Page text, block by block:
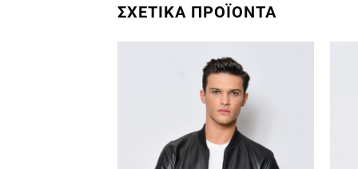
ΣΧΕΤΙΚΆ ΠΡΟΪΌΝΤΑ